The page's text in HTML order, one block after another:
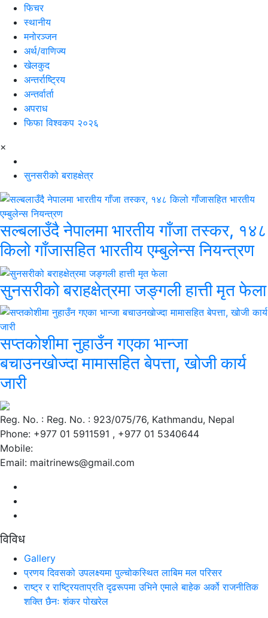
फिचर
स्थानीय
मनोरञ्जन
अर्थ/वाणिज्य
खेलकुद
अन्तर्राष्ट्रिय
अन्तर्वार्ता
अपराध
फिफा विश्वकप २०२६
×
सुनसरीको बराहक्षेत्र
सल्बलाउँदै नेपालमा भारतीय गाँजा तस्कर, १४८
किलो गाँजासहित भारतीय एम्बुलेन्स नियन्त्रण
सुनसरीको बराहक्षेत्रमा जङ्गली हात्ती मृत फेला
सप्तकोशीमा नुहाउँन गएका भान्जा
बचाउनखाेज्दा मामासहित बेपत्ता, खोजी कार्य
जारी
Reg. No. : Reg. No. : 923/075/76, Kathmandu, Nepal
Phone: +977 01 5911591 , +977 01 5340644
Mobile:
Email: maitrinews@gmail.com
विविध
Gallery
प्रणय दिवसको उपलक्ष्यमा पुल्चोकस्थित लाबिम मल परिसर
राष्ट्र र राष्ट्रियताप्रति दृढरूपमा उभिने एमाले बाहेक अर्को राजनीतिक
शक्ति छैनः शंकर पोखरेल